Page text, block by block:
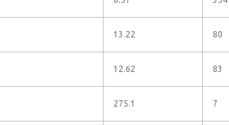
13.22 80
12.62 83
275.1 7